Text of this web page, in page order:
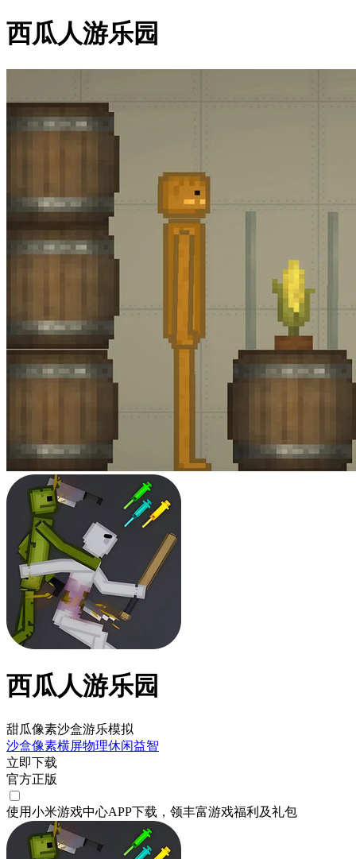
西瓜人游乐园
西瓜人游乐园
甜瓜像素沙盒游乐模拟
沙盒像素横屏物理休闲益智
立即下载
官方正版
使用小米游戏中心APP下载 ，领丰富游戏福利 及礼包